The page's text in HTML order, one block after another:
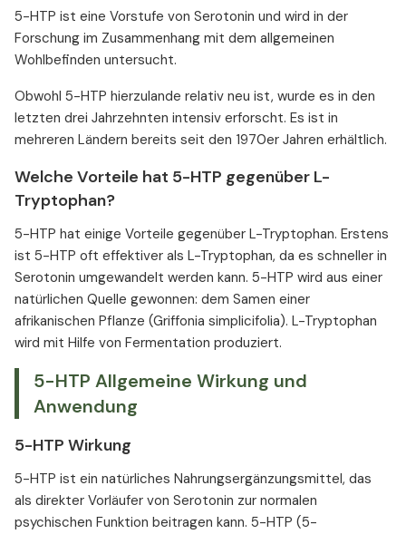
5-HTP ist eine Vorstufe von Serotonin und wird in der
Forschung im Zusammenhang mit dem allgemeinen
Wohlbefinden untersucht.
Obwohl 5-HTP hierzulande relativ neu ist, wurde es in den
letzten drei Jahrzehnten intensiv erforscht. Es ist in
mehreren Ländern bereits seit den 1970er Jahren erhältlich.
Welche Vorteile hat 5-HTP gegenüber L-
Tryptophan?
5-HTP hat einige Vorteile gegenüber L-Tryptophan. Erstens
ist 5-HTP oft effektiver als L-Tryptophan, da es schneller in
Serotonin umgewandelt werden kann. 5-HTP wird aus einer
natürlichen Quelle gewonnen: dem Samen einer
afrikanischen Pflanze (Griffonia simplicifolia). L-Tryptophan
wird mit Hilfe von Fermentation produziert.
5-HTP Allgemeine Wirkung und
Anwendung
5-HTP Wirkung
5-HTP ist ein natürliches Nahrungsergänzungsmittel, das
als direkter Vorläufer von Serotonin zur normalen
psychischen Funktion beitragen kann. 5-HTP (5-